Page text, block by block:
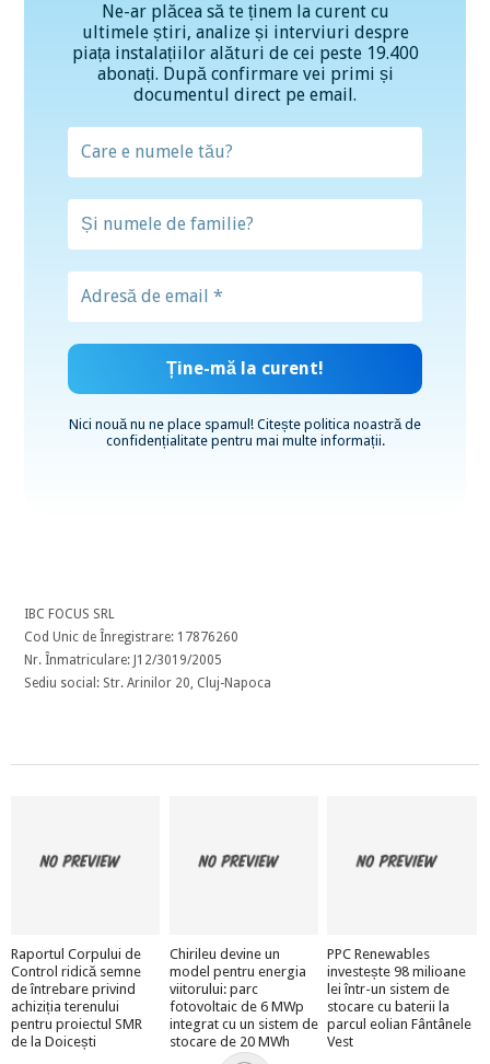
Ne-ar plăcea să te ținem la curent cu
ultimele știri, analize și interviuri despre
piața instalațiilor alături de cei peste 19.400
abonați. După confirmare vei primi și
documentul direct pe email.
Nici nouă nu ne place spamul! Citește politica noastră de
confidențialitatepentru mai multe informații.
IBC FOCUS SRL
Cod Unic de Înregistrare: 17876260
Nr. Înmatriculare: J12/3019/2005
Sediu social: Str. Arinilor 20, Cluj-Napoca
Raportul Corpului de
Control ridică semne
de întrebare privind
achiziția terenului
pentru proiectul SMR
de la Doicești
Chirileu devine un
model pentru energia
viitorului: parc
fotovoltaic de 6 MWp
integrat cu un sistem de
stocare de 20 MWh
PPC Renewables
investește 98 milioane
lei într-un sistem de
stocare cu baterii la
parcul eolian Fântânele
Vest